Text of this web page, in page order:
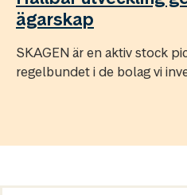
ägarskap
SKAGEN är en aktiv stock
regelbundet i de bolag vi